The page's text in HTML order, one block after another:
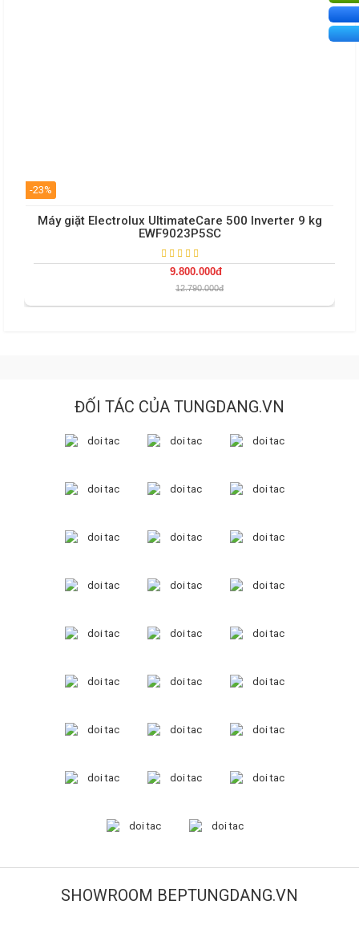
-23%
Máy giặt Electrolux UltimateCare 500 Inverter 9 kg
EWF9023P5SC
9.800.000đ
12.790.000đ
ĐỐI TÁC CỦA TUNGDANG.VN
SHOWROOM BEPTUNGDANG.VN